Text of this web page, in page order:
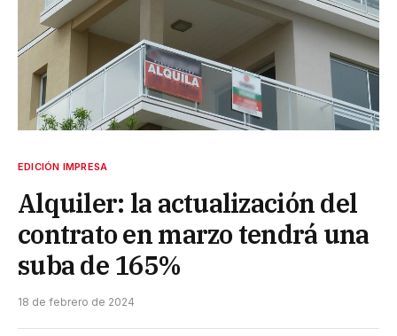
EDICIÓN IMPRESA
Alquiler: la actualización del
contrato en marzo tendrá una
suba de 165%
18 de febrero de 2024